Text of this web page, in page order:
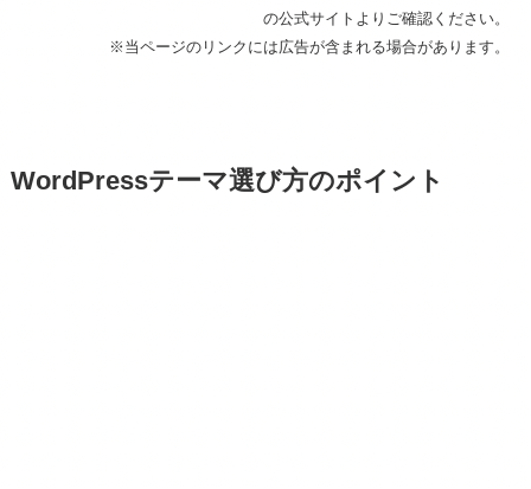
の公式サイトよりご確認ください。
※当ページのリンクには広告が含まれる場合があります。
WordPressテーマ選び方のポイント